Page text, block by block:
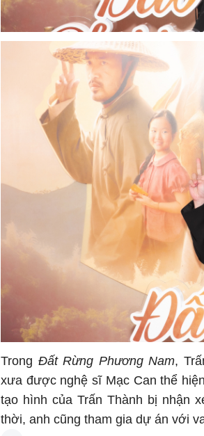
Trong Đất Rừng Phương Nam,
xưa được nghệ sĩ Mạc Can thể
tạo hình của Trấn Thành bị nhận
thời, anh cũng tham gia dự án với